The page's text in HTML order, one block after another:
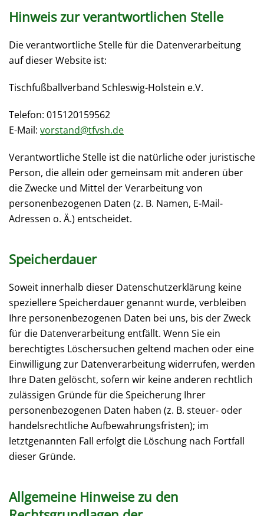
Hinweis zur verantwortlichen Stelle
Die verantwortliche Stelle für die Datenverarbeitung
auf dieser Website ist:
Tischfußballverband Schleswig-Holstein e.V.
Telefon: 015120159562
E-Mail: vorstand@tfvsh.de
Verantwortliche Stelle ist die natürliche oder juristische
Person, die allein oder gemeinsam mit anderen über
die Zwecke und Mittel der Verarbeitung von
personenbezogenen Daten (z. B. Namen, E-Mail-
Adressen o. Ä.) entscheidet.
Speicherdauer
Soweit innerhalb dieser Datenschutzerklärung keine
speziellere Speicherdauer genannt wurde, verbleiben
Ihre personenbezogenen Daten bei uns, bis der Zweck
für die Datenverarbeitung entfällt. Wenn Sie ein
berechtigtes Löschersuchen geltend machen oder eine
Einwilligung zur Datenverarbeitung widerrufen, werden
Ihre Daten gelöscht, sofern wir keine anderen rechtlich
zulässigen Gründe für die Speicherung Ihrer
personenbezogenen Daten haben (z. B. steuer- oder
handelsrechtliche Aufbewahrungsfristen); im
letztgenannten Fall erfolgt die Löschung nach Fortfall
dieser Gründe.
Allgemeine Hinweise zu den